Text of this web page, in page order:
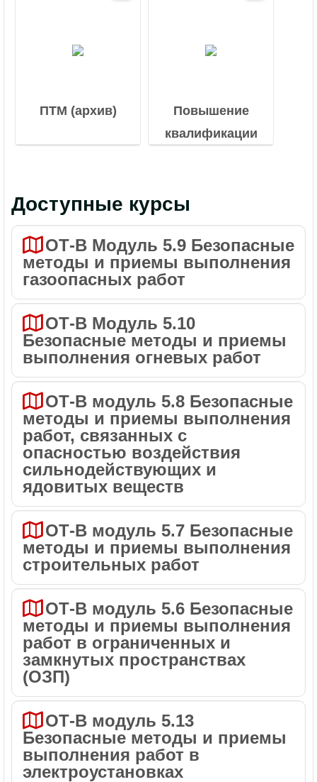
ПТМ (архив)
Повышение
квалификации
Доступные курсы
ОТ-В Модуль 5.9 Безопасные
методы и приемы выполнения
газоопасных работ
ОТ-В Модуль 5.10
Безопасные методы и приемы
выполнения огневых работ
ОТ-В модуль 5.8 Безопасные
методы и приемы выполнения
работ, связанных с
опасностью воздействия
сильнодействующих и
ядовитых веществ
ОТ-В модуль 5.7 Безопасные
методы и приемы выполнения
строительных работ
ОТ-В модуль 5.6 Безопасные
методы и приемы выполнения
работ в ограниченных и
замкнутых пространствах
(ОЗП)
ОТ-В модуль 5.13
Безопасные методы и приемы
выполнения работ в
электроустановках